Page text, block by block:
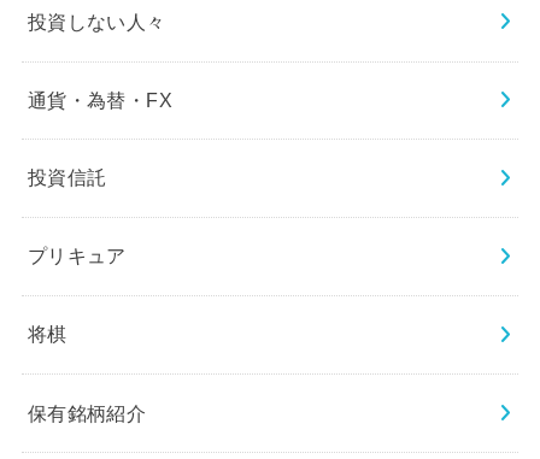
投資しない人々
通貨・為替・FX
投資信託
プリキュア
将棋
保有銘柄紹介